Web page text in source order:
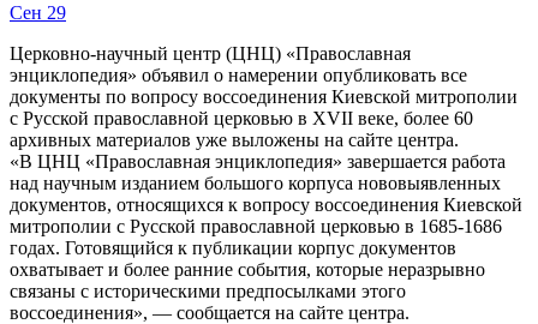
Сен 29
Церковно-научный центр (ЦНЦ) «Православная
энциклопедия» объявил о намерении опубликовать все
документы по вопросу воссоединения Киевской митрополии
с Русской православной церковью в XVII веке, более 60
архивных материалов уже выложены на сайте центра.
«В ЦНЦ «Православная энциклопедия» завершается работа
над научным изданием большого корпуса нововыявленных
документов, относящихся к вопросу воссоединения Киевской
митрополии с Русской православной церковью в 1685-1686
годах. Готовящийся к публикации корпус документов
охватывает и более ранние события, которые неразрывно
связаны с историческими предпосылками этого
воссоединения», — сообщается на сайте центра.